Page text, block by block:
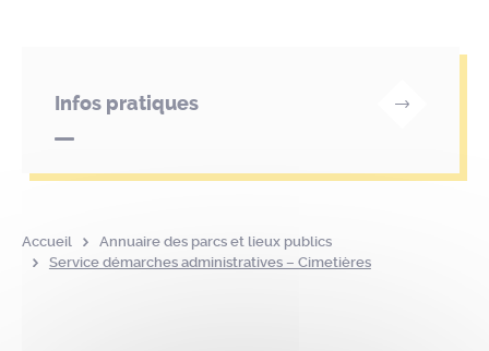
Infos pratiques
Accueil
Annuaire des parcs et lieux publics
Service démarches administratives – Cimetières